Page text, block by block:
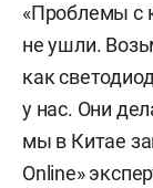
«Проблемы с
не ушли.
как
у нас. Они
мы в Китае
Online»